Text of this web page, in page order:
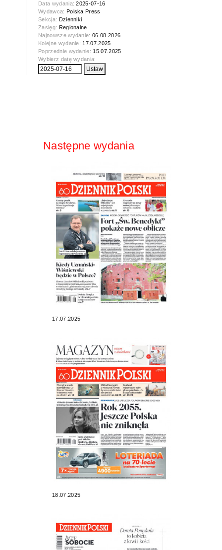
Data wydania:2025-07-16
Wydawca: Polska Press
Sekcja: Dzienniki
Zasięg: Regionalne
Najnowsze wydanie:06.08.2026
Kolejne wydanie: 17.07.2025
Poprzednie wydanie: 15.07.2025
Wybierz datę wydania:
Następne wydania
17.07.2025
18.07.2025